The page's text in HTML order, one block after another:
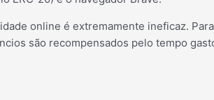
online é extremamente ineficaz.
são recompensados ​​pelo tempo